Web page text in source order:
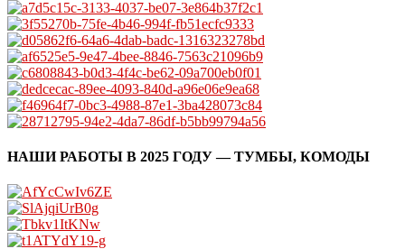
НАШИ РАБОТЫ В 2025 ГОДУ — ТУМБЫ, КОМОДЫ